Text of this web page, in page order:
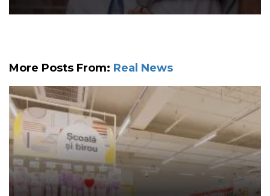
More Posts From: Real News